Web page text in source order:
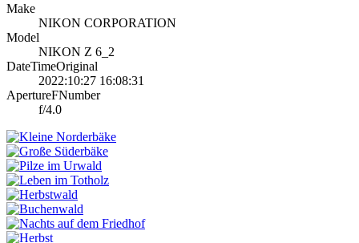
Make
NIKON CORPORATION
Model
NIKON Z 6_2
DateTimeOriginal
2022:10:27 16:08:31
ApertureFNumber
f/4.0